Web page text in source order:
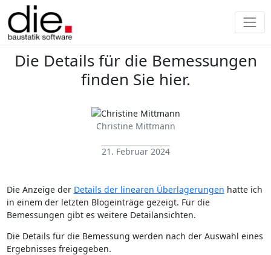
Die Details für die Bemessungen
finden Sie hier.
Christine Mittmann
21. Februar 2024
Die Anzeige der Details der linearen Überlagerungen hatte ich
in einem der letzten Blogeinträge gezeigt. Für die
Bemessungen gibt es weitere Detailansichten.
Die Details für die Bemessung werden nach der Auswahl eines
Ergebnisses freigegeben.